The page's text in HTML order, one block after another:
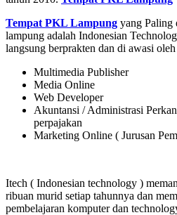
Tempat PKL Lampung yang Paling
lampung adalah Indonesian
langsung berprakten dan di awasi
Multimedia Publisher
Media Online
Web Developer
Akuntansi / Administrasi
perpajakan
Marketing Online ( Jurusan
Itech ( Indonesian technology )
ribuan murid setiap tahunnya dan
pembelajaran komputer dan